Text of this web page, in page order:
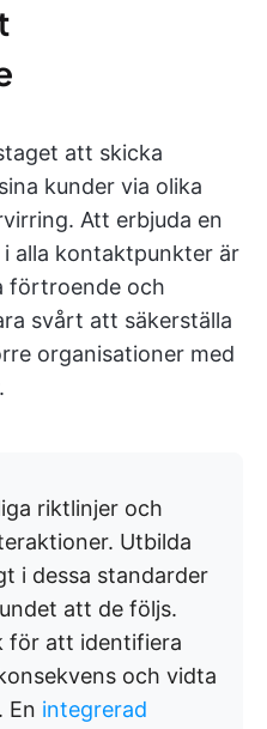
att skicka
kunder via olika
Att erbjuda en
alla kontaktpunkter är
förtroende och
svårt att säkerställa
organisationer med
riktlinjer och
Utbilda
i dessa standarder
att de följs.
för att identifiera
och vidta
En integrerad